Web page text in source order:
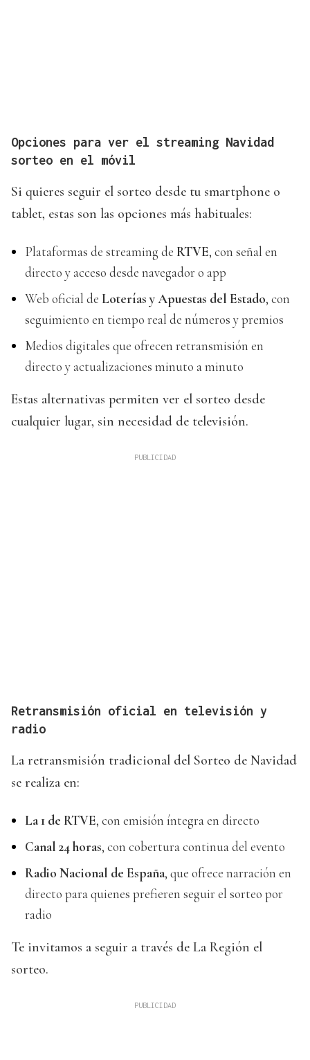
Opciones para ver el streaming Navidad
sorteo en el móvil
Si quieres seguir el sorteo desde tu smartphone o
tablet, estas son las opciones más habituales:
Plataformas de streaming de RTVE, con señal en
directo y acceso desde navegador o app
Web oficial de Loterías y Apuestas del Estado, con
seguimiento en tiempo real de números y premios
Medios digitales que ofrecen retransmisión en
directo y actualizaciones minuto a minuto
Estas alternativas permiten ver el sorteo desde
cualquier lugar, sin necesidad de televisión.
Retransmisión oficial en televisión y
radio
La retransmisión tradicional del Sorteo de Navidad
se realiza en:
La 1 de RTVE, con emisión íntegra en directo
Canal 24 horas, con cobertura continua del evento
Radio Nacional de España, que ofrece narración en
directo para quienes prefieren seguir el sorteo por
radio
Te invitamos a seguir a través de La Región el
sorteo.